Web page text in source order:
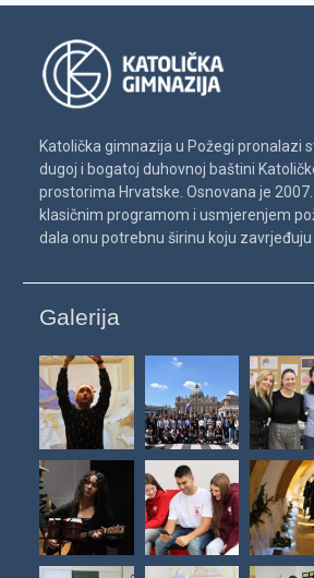
Katolička gimnazija u Požegi pronalazi
dugoj i bogatoj duhovnoj baštini
prostorima Hrvatske. Osnovana je
klasičnim programom i usmjerenjem
dala onu potrebnu širinu koju zavrjeđuju
Galerija